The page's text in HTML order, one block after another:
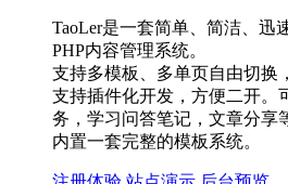
TaoLer是一套简单、简洁、迅
PHP内容管理系统。
支持多模板、多单页自由切换
支持插件化开发，方便二开。
务，学习问答笔记，文章分享
内置一套完整的模板系统。